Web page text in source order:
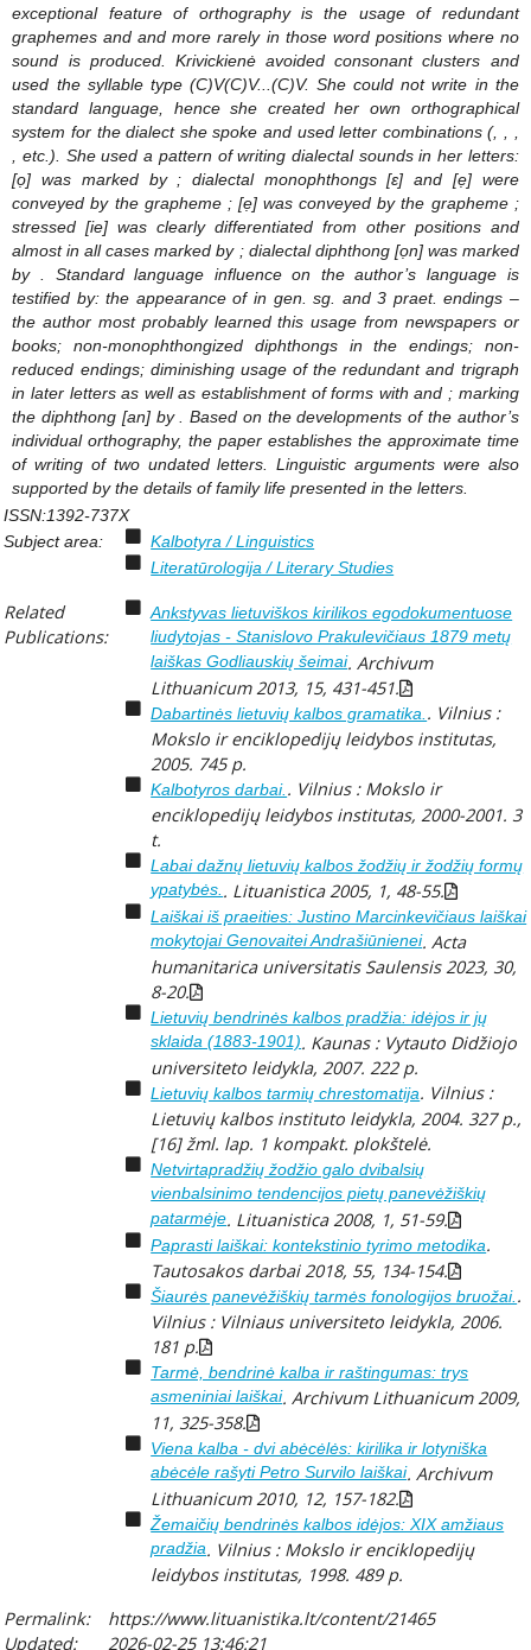
exceptional feature of orthography is the usage of redundant
graphemesandand more rarely in those word positions where no
sound is produced. Krivickienė avoided consonant clusters and
used the syllable type (C)V(C)V...(C)V. She could not write in the
standard language, hence she created her own orthographical
system for the dialect she spoke and used letter combinations (,
, etc.). She used a pattern of writing dialectal sounds in her letters:
[ọ] was marked by ; dialectal monophthongs [ɛ] and [ẹ] were
conveyed by the grapheme ; [ẹ] was conveyed by the grapheme ;
stressed [ie] was clearly differentiated from other positions and
almost in all cases marked by ; dialectal diphthong [ọn] was marked
by
. Standard language influence on the author’s language is
testified by: the appearance of in gen. sg. and 3 praet. endings –
the author most probably learned this usage from newspapers or
books; non-monophthongized diphthongs in the endings; non-
reduced endings; diminishing usage of the redundantand trigraph
in later letters as well as establishment of forms withand ; marking
the diphthong [an] by
. Based on the developments of the author’s
individual orthography, the paper establishes the approximate time
of writing of two undated letters. Linguistic arguments were also
supported by the details of family life presented in the letters.
ISSN:1392-737X
Subject area:
Kalbotyra / Linguistics
Literatūrologija / Literary Studies
Related
Publications:
Ankstyvas lietuviškos kirilikos egodokumentuose
liudytojas - Stanislovo Prakulevičiaus 1879 metų
laiškas Godliauskių šeimai. Archivum
Lithuanicum2013, 15, 431-451.
Dabartinės lietuvių kalbos gramatika. . Vilnius :
Mokslo ir enciklopedijų leidybos institutas,
2005. 745 p.
Kalbotyros darbai. . Vilnius : Mokslo ir
enciklopedijų leidybos institutas, 2000-2001. 3
t.
Labai dažnų lietuvių kalbos žodžių ir žodžių formų
ypatybės.. Lituanistica2005, 1, 48-55.
Laiškai iš praeities: Justino Marcinkevičiaus laiškai
mokytojai Genovaitei Andrašiūnienei. Acta
humanitarica universitatis Saulensis2023, 30,
8-20.
Lietuvių bendrinės kalbos pradžia: idėjos ir jų
sklaida (1883-1901). Kaunas : Vytauto Didžiojo
universiteto leidykla, 2007. 222 p.
Lietuvių kalbos tarmių chrestomatija. Vilnius :
Lietuvių kalbos instituto leidykla, 2004. 327 p.,
[16] žml. lap. 1 kompakt. plokštelė.
Netvirtapradžių žodžio galo dvibalsių
vienbalsinimo tendencijos pietų panevėžiškių
patarmėje. Lituanistica2008, 1, 51-59.
Paprasti laiškai: kontekstinio tyrimo metodika.
Tautosakos darbai2018, 55, 134-154.
Šiaurės panevėžiškių tarmės fonologijos bruožai. .
Vilnius : Vilniaus universiteto leidykla, 2006.
181 p.
Tarmė, bendrinė kalba ir raštingumas: trys
asmeniniai laiškai. Archivum Lithuanicum2009,
11, 325-358.
Viena kalba - dvi abėcėlės: kirilika ir lotyniška
abėcėle rašyti Petro Survilo laiškai. Archivum
Lithuanicum2010, 12, 157-182.
Žemaičių bendrinės kalbos idėjos: XIX amžiaus
pradžia. Vilnius : Mokslo ir enciklopedijų
leidybos institutas, 1998. 489 p.
Permalink:
https://www.lituanistika.lt/content/21465
Updated:
2026-02-25 13:46:21